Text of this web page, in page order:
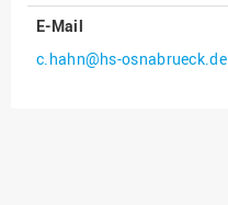
Innenrevision
Institut für Musik
E-Mail
c.hahn@hs-osnabrueck.de